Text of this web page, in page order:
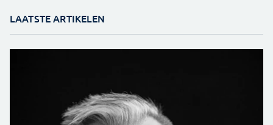
LAATSTE ARTIKELEN